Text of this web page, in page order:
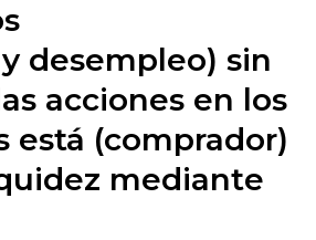
desempleo) sin
acciones en los
está (comprador)
mediante